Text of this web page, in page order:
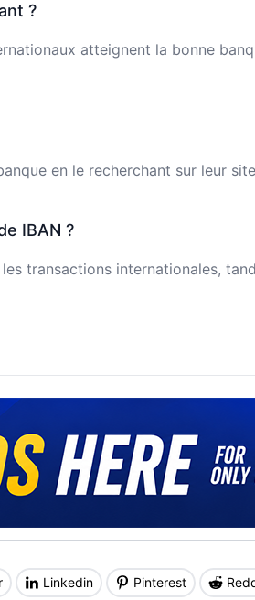
?
atteignent la bonne
en le recherchant sur leur
IBAN ?
transactions internationales,
Linkedin Pinterest